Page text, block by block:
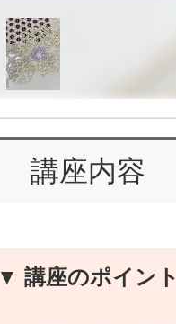
講座内容
▼ 講座のポイント